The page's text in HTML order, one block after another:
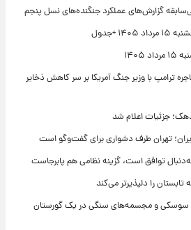
+جدول
ترامپ با وزیر جنگ آمریکا بر سر کاهش ذخایر
جزئیات اعلام شد
تهران طرف دشواری برای گفت‌وگو است
توافق است، گزینه نظامی هم پابرجاست
را دلپذیرتر می‌کند
و مجسمه‌های سنگی در یک گورستان